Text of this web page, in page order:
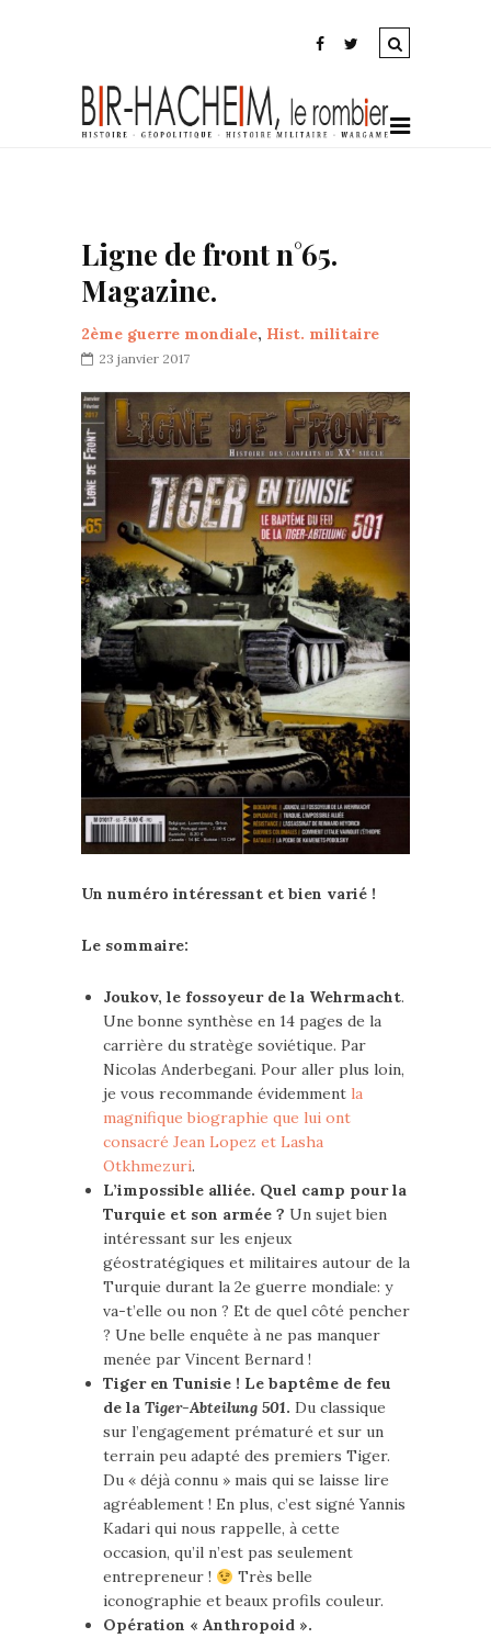
Ligne de front n°65.
Magazine.
2ème guerre mondiale, Hist. militaire
23 janvier 2017
Un numéro intéressant et bien varié !
Le sommaire:
Joukov, le fossoyeur de la Wehrmacht.
Une bonne synthèse en 14 pages de la
carrière du stratège soviétique. Par
Nicolas Anderbegani. Pour aller plus loin,
je vous recommande évidemment la
magnifique biographie que lui ont
consacré Jean Lopez et Lasha
Otkhmezuri.
L’impossible alliée. Quel camp pour la
Turquie et son armée ? Un sujet bien
intéressant sur les enjeux
géostratégiques et militaires autour de la
Turquie durant la 2e guerre mondiale: y
va-t’elle ou non ? Et de quel côté pencher
? Une belle enquête à ne pas manquer
menée par Vincent Bernard !
Tiger en Tunisie ! Le baptême de feu
de la Tiger-Abteilung 501. Du classique
sur l’engagement prématuré et sur un
terrain peu adapté des premiers Tiger.
Du « déjà connu » mais qui se laisse lire
agréablement ! En plus, c’est signé Yannis
Kadari qui nous rappelle, à cette
occasion, qu’il n’est pas seulement
entrepreneur !
Très belle
iconographie et beaux profils couleur.
Opération « Anthropoid ».